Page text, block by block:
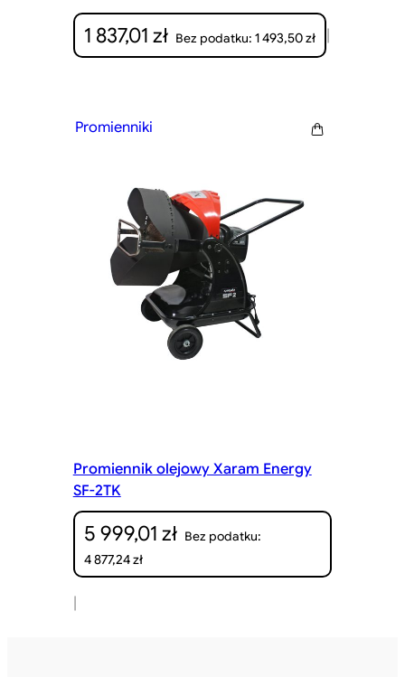
1 837,01 zł Bez podatku: 1 493,50zł |
Promienniki
Promiennik olejowy Xaram Energy
SF-2TK
5 999,01 zł Bez podatku:
4 877,24zł
|